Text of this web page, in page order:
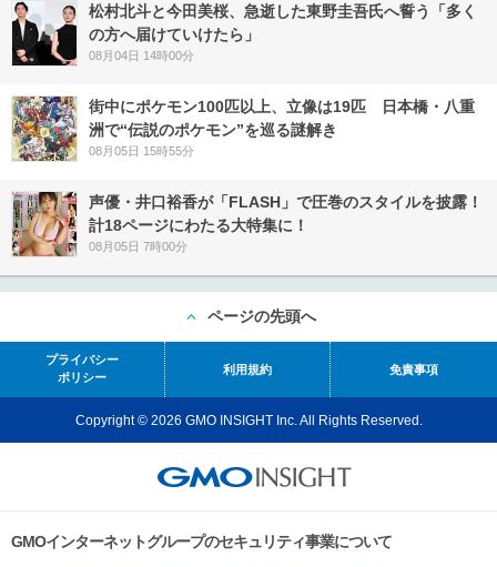
松村北斗と今田美桜、急逝した東野圭吾氏へ誓う「多く
の方へ届けていけたら」
08月04日 14時00分
街中にポケモン100匹以上、立像は19匹 日本橋・八重
洲で“伝説のポケモン”を巡る謎解き
08月05日 15時55分
声優・井口裕香が「FLASH」で圧巻のスタイルを披露！
計18ページにわたる大特集に！
08月05日 7時00分
ページの先頭へ
プライバシー
ポリシー
利用規約 免責事項
Copyright © 2026 GMO INSIGHT Inc. All Rights Reserved.
GMOインターネットグループのセキュリティ事業について